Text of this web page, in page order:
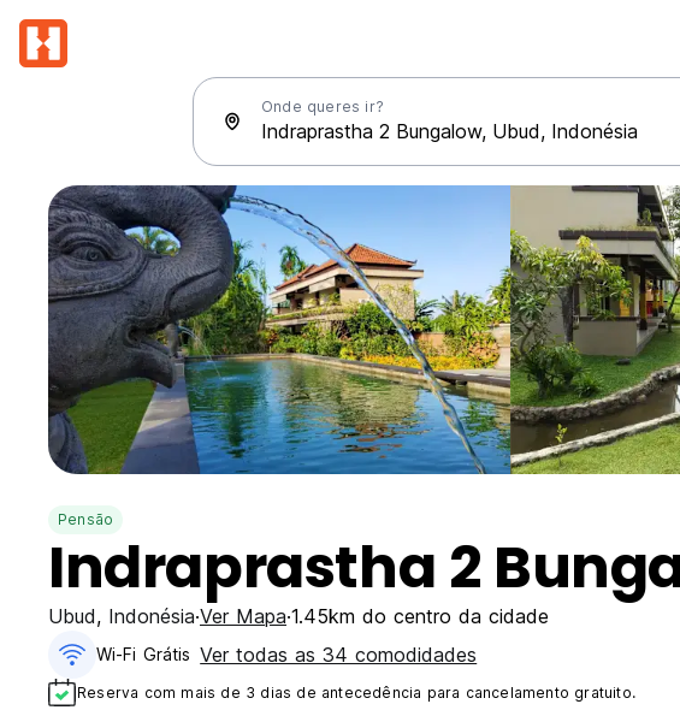
Onde queres ir?
Pensão
Indraprastha 2
Ubud, Indonésia Ver Mapa 1.45km do centro da cidade
Wi-Fi Grátis Ver todas as 34 comodidades
Reserva com mais de 3 dias de antecedência para cancelamento gratuito.